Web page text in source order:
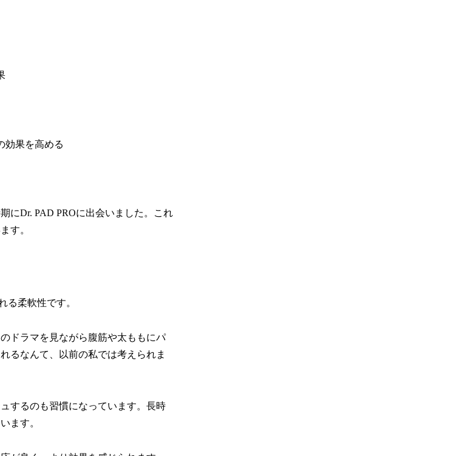
効果を高める
にDr. PAD PROに出会いました。これ
す。
る柔軟性です。
ドラマを見ながら腹筋や太ももにパ
るなんて、以前の私では考えられま
するのも習慣になっています。長時
ます。